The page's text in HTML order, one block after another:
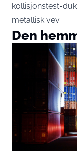
kollisjonstest-
metallisk vev.
Den